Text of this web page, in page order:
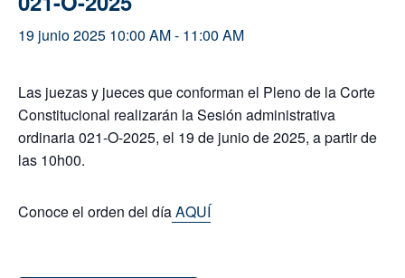
19 junio 2025 10:00 AM- 11:00 AM
Las juezas y jueces que conforman el Pleno de la Corte
Constitucional realizarán la Sesión administrativa
ordinaria 021-O-2025, el 19 de junio de 2025, a partir de
las 10h00.
Conoce el orden del díaAQUÍ